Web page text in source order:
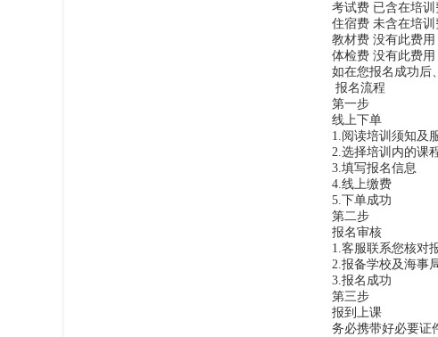
考试费 已含在培
住宿费 未含在培
教材费 没有此费用
体检费 没有此费用
如在您报名成功后
报名流程
第一步
线上下单
1.阅读培训须知及
2.选择培训内的课
3.填写报名信息
4.线上缴费
5.下单成功
第二步
报名审核
1.客服联系您核对
2.报备学校及海事
3.报名成功
第三步
报到上课
务必携带好必要证